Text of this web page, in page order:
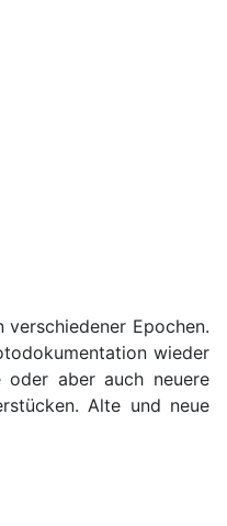
Epochen.
wieder
oder aber auch neuere
Alte und neue